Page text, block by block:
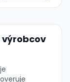
výrobcov